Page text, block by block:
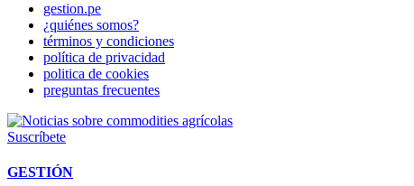
gestion.pe
¿quiénes somos?
términos y condiciones
política de privacidad
politica de cookies
preguntas frecuentes
Suscríbete
GESTIÓN